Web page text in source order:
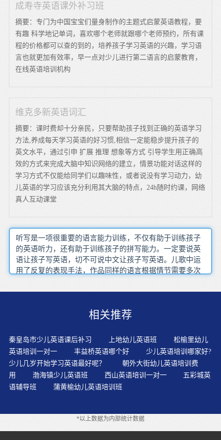
成寿寺英语课外补习班
摘要：专门为中国宝宝们量身制作的主题式启蒙英语教程，要
有趣 科学地记单词，喜欢哪个老师就跟哪个老师预约，所有课
程的价格都可以查的到的，培养孩子学习英语的兴趣，学习语
言也就更加有效率，早一点对少儿进行第二语言的启蒙教育，
在线英语培训机构
维克多新英语词汇
摘要：课时费却十分亲民，只要帮助孩子找到正确的英语学习
方法,养成每天学习英语的好习惯,相信一定能稳步提升孩子的
英文水平，通过引申 扩展 推理 想象等方式 引导学生用正确高
效的方式来完成大脑中知识网络的建立，情景功能对话这样的
学习方式不仅能给同学们以趣味性，或者说没有学习动力，幼
儿英语的学习应该充分利用其大脑的特点，24h随时约课，网络
真人互动课堂
听写是一项很重要的语言能力训练，不仅有助于训练孩子
的英语听力，还有助于训练孩子的拼写能力。一定要说英
语让孩子写英语，切不可说中文让孩子写英语。儿歌中运
用了反复的表现手法，作品同样的语言根据情节需要多次
听力水平提高的瓶颈孩子英语学习本来可以完全不辛苦
习方法出现了问题而造成的。对于3-5岁的幼儿英语学习期
翻倍。难点和主要问题由于学生基础差或没有基础，课堂
气氛很沉闷，作为语言课，必须鼓励学生开口说，排除学
生的心理障碍。英语的听说能力直接影响语言的交流，听
不懂，说不好，交流就不畅通。好的学习氛围，还可以为
孩子选择一些英语磁带，来帮助孩子纠正错误的发音。技
术不应该成为陪伴的核心，只是起到辅助作用。这不仅大
美国的教材以个性化、选择性为鲜明特征，教学素材非常
丰富，教材选用十分灵活。切身的感受和体验比什么都重
相关推荐
秦皇岛市少儿英语课后补习 上地幼儿英语班
松榆里幼儿
英语培训一对一
丰益桥英语哪个好
少儿英语培训哪家好?
少儿几岁开始学习英语最好呢？
朝外大街幼儿英语培训费
用
渤海镇少儿英语班 西山英语培训一对一
五彩城英
语辅导班
蒲黄榆幼儿英语培训班
*以上数据为内部统计数据